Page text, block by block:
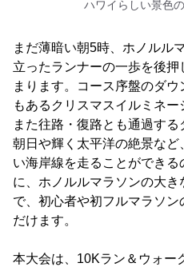
ハワイらしい景色
まだ薄暗い朝5時、ホノルル
立ったランナーの一歩を後
まります。コース序盤のダ
もあるクリスマスイルミネー
また往路・復路とも通過す
朝日や輝く太平洋の絶景な
い海岸線を走ることができ
に、ホノルルマラソンの大
で、初心者や初フルマラソ
だけます。
本大会は、10Kラン＆ウォー